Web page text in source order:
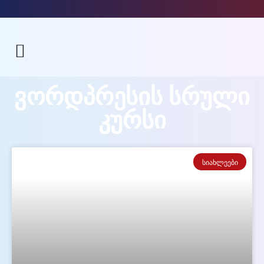
ვორდპრესის სრული
კურსი
ᲡᲘᲐᲮᲚᲔᲔᲑᲘ